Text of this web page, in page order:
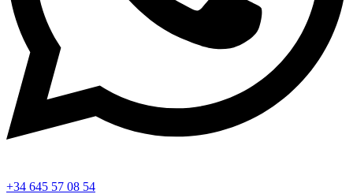
+34 645 57 08 54